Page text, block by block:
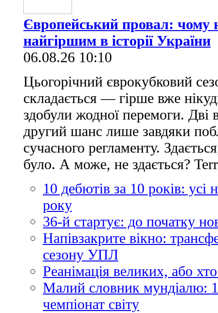
Європейський провал: чому
найгіршим в історії України
06.08.26 10:10
Цьогорічний єврокубковий
складається — гірше вже
здобули жодної перемоги.
другий шанс лише завдяки
сучасного регламенту.
було. А може, не здається?
10 дебютів за 10 років:
року
36-й стартує: до початку
Напівзакрите вікно:
сезону УПЛ
Реанімація великих, або
Малий словник мундіалю:
чемпіонат світу